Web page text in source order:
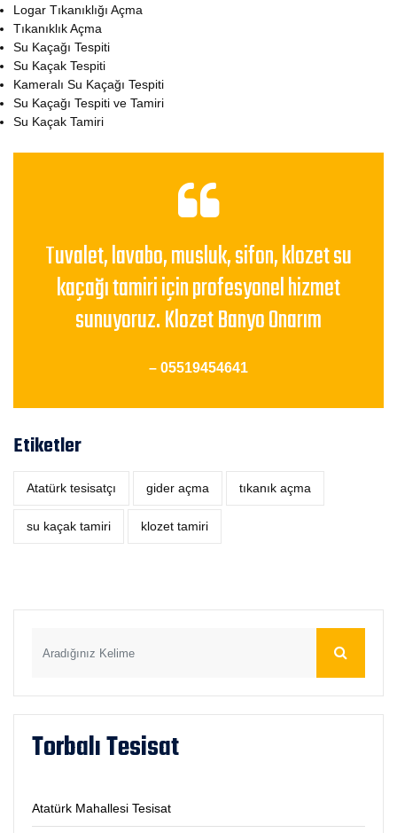
Logar Tıkanıklığı Açma
Tıkanıklık Açma
Su Kaçağı Tespiti
Su Kaçak Tespiti
Kameralı Su Kaçağı Tespiti
Su Kaçağı Tespiti ve Tamiri
Su Kaçak Tamiri
Tuvalet, lavabo, musluk, sifon, klozet su
kaçağı tamiri için profesyonel hizmet
sunuyoruz. Klozet Banyo Onarım
– 05519454641
Etiketler
Atatürk tesisatçı ‎gider açma tıkanık açma
su kaçak tamiri klozet tamiri
Torbalı Tesisat
Atatürk Mahallesi Tesisat